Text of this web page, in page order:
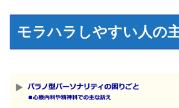
モラハラしやすい人の